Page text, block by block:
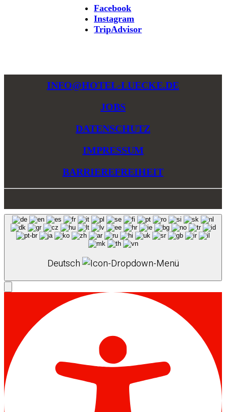
Facebook
Instagram
TripAdvisor
INFO@HOTEL-LUECKE.DE
JOBS
DATENSCHUTZ
IMPRESSUM
BARRIEREFREIHEIT
Deutsch